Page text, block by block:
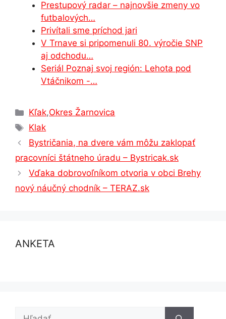
k er
Prestupový radar – najnovšie zmeny vo
futbalových…
Privítali sme príchod jari
V Trnave si pripomenuli 80. výročie SNP
aj odchodu…
Seriál Poznaj svoj región: Lehota pod
Vtáčnikom -…
Kategórie
Kľak,Okres Žarnovica
Značky
Klak
Bystričania, na dvere vám môžu zaklopať
pracovníci štátneho úradu – Bystricak.sk
Vďaka dobrovoľníkom otvoria v obci Brehy
nový náučný chodník – TERAZ.sk
ANKETA
Hľadať: